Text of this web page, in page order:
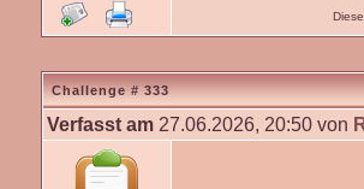
Challenge # 333
Verfasst am 27.06.2026, 20:50 von